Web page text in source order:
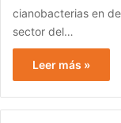
cianobacterias en
sector del…
Leer más »